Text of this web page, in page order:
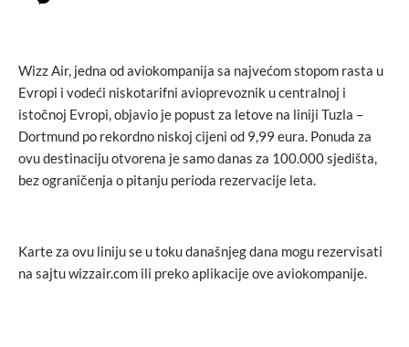
Wizz Air, jedna od aviokompanija sa najvećom stopom rasta u
Evropi i vodeći niskotarifni avioprevoznik u centralnoj i
istočnoj Evropi, objavio je popust za letove na liniji Tuzla –
Dortmund po rekordno niskoj cijeni od 9,99 eura. Ponuda za
ovu destinaciju otvorena je samo danas za 100.000 sjedišta,
bez ograničenja o pitanju perioda rezervacije leta.
Karte za ovu liniju se u toku današnjeg dana mogu rezervisati
na sajtu wizzair.com ili preko aplikacije ove aviokompanije.